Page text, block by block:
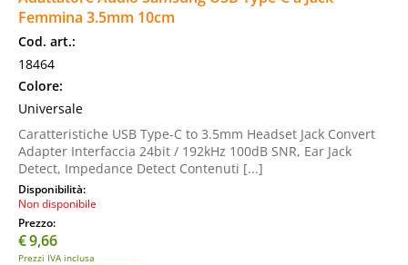
Femmina 3.5mm 10cm
Cod. art.:
18464
Colore:
Universale
Caratteristiche USB Type-C to 3.5mm Headset Jack Convert
Adapter Interfaccia 24bit / 192kHz 100dB SNR, Ear Jack
Detect, Impedance Detect Contenuti [...]
Disponibilità:
Non disponibile
Prezzo:
€9,66
Prezzi IVA inclusa